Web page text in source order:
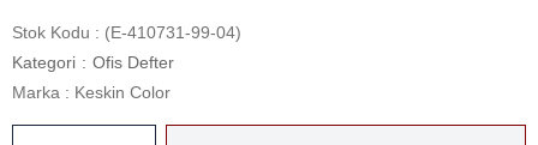
Stok Kodu
(E-410731-99-04)
Kategori : Ofis Defter
Marka : Keskin Color